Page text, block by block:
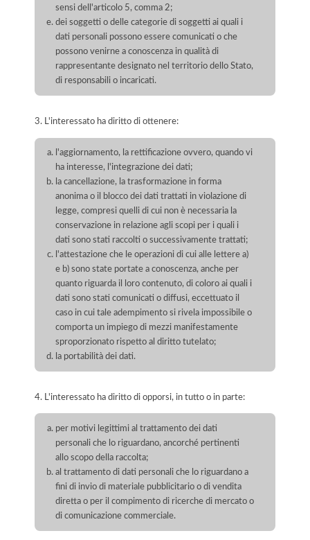
sensi dell'articolo 5, comma 2;
dei soggetti o delle categorie di soggetti ai quali i
dati personali possono essere comunicati o che
possono venirne a conoscenza in qualità di
rappresentante designato nel territorio dello Stato,
di responsabili o incaricati.
3. L'interessato ha diritto di ottenere:
l'aggiornamento, la rettificazione ovvero, quando vi
ha interesse, l'integrazione dei dati;
la cancellazione, la trasformazione in forma
anonima o il blocco dei dati trattati in violazione di
legge, compresi quelli di cui non è necessaria la
conservazione in relazione agli scopi per i quali i
dati sono stati raccolti o successivamente trattati;
l'attestazione che le operazioni di cui alle lettere a)
e b) sono state portate a conoscenza, anche per
quanto riguarda il loro contenuto, di coloro ai quali i
dati sono stati comunicati o diffusi, eccettuato il
caso in cui tale adempimento si rivela impossibile o
comporta un impiego di mezzi manifestamente
sproporzionato rispetto al diritto tutelato;
la portabilità dei dati.
4. L'interessato ha diritto di opporsi, in tutto o in parte:
per motivi legittimi al trattamento dei dati
personali che lo riguardano, ancorché pertinenti
allo scopo della raccolta;
al trattamento di dati personali che lo riguardano a
fini di invio di materiale pubblicitario o di vendita
diretta o per il compimento di ricerche di mercato o
di comunicazione commerciale.